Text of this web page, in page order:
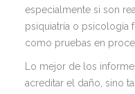
especialmente si son
psiquiatría o psicología
como pruebas en
Lo mejor de los
acreditar el daño, sino